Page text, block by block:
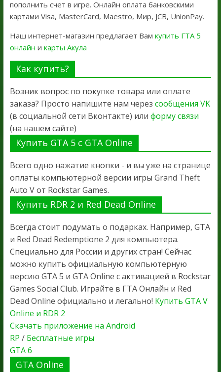
пополнить счет в игре. Онлайн оплата банковскими
картами Visa, MasterCard, Maestro, Мир, JCB, UnionPay.
Наш интернет-магазин предлагает Вам купить ГТА 5
онлайн и карты Акула
Как купить?
Возник вопрос по покупке товара или оплате
заказа? Просто напишите нам через сообщения VK
(в социальной сети Вконтакте) или форму связи
(на нашем сайте)
Купить GTA 5 с GTA Online
Всего одно нажатие кнопки - и вы уже на странице
оплаты компьютерной версии игры Grand Theft
Auto V от Rockstar Games.
Купить RDR 2 и Red Dead Online
Всегда стоит подумать о подарках. Например, GTA
и Red Dead Redemptione 2 для компьютера.
Специально для России и других стран! Сейчас
можно купить официальную компьютерную
версию GTA 5 и GTA Online с активацией в Rockstar
Games Social Club. Играйте в ГТА Онлайн и Red
Dead Online официально и легально! Купить GTA V
Online и RDR 2
Скачать приложение на Android
RP / Бесплатные игры
GTA 6
GTA Online